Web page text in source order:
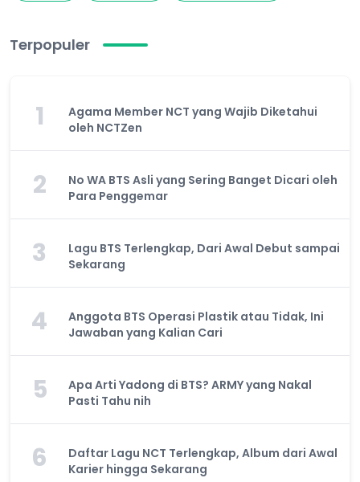
Terpopuler
1
Agama Member NCT yang Wajib Diketahui
oleh NCTZen
2
No WA BTS Asli yang Sering Banget Dicari oleh
Para Penggemar
3
Lagu BTS Terlengkap, Dari Awal Debut sampai
Sekarang
4
Anggota BTS Operasi Plastik atau Tidak, Ini
Jawaban yang Kalian Cari
5
Apa Arti Yadong di BTS? ARMY yang Nakal
Pasti Tahu nih
6
Daftar Lagu NCT Terlengkap, Album dari Awal
Karier hingga Sekarang